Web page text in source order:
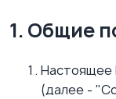
1. Общие
Настоящее
(далее -